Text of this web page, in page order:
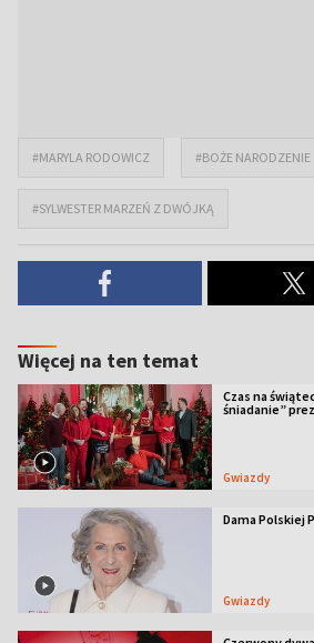
#MARYLA RODOWICZ #BOŻE NARODZENIE
#SYLWESTER MARZEŃ Z DWÓJKĄ
Więcej na ten temat
Czas na
śniadanie”
Gwiazdy
Dama Polskiej
Gwiazdy